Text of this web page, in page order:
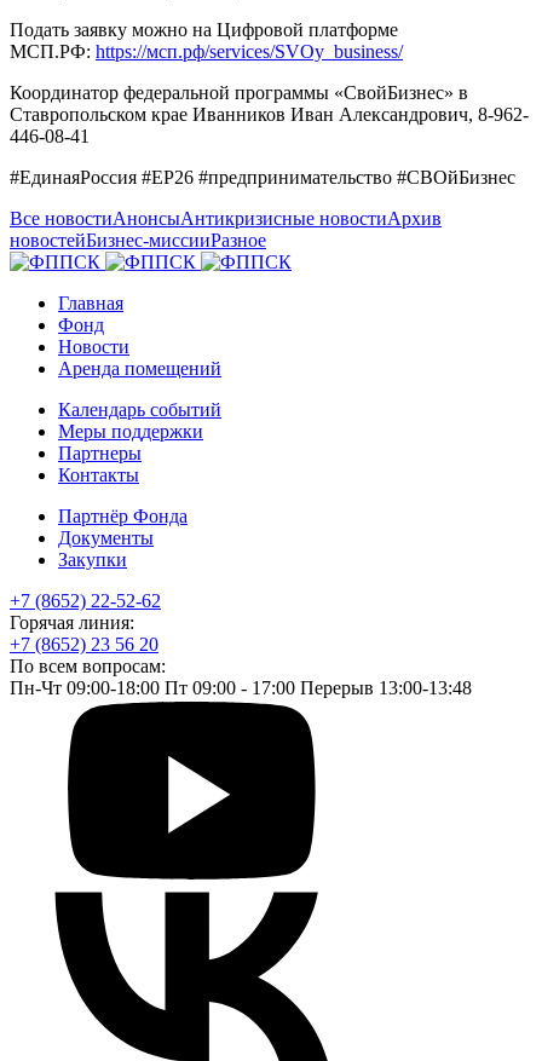
Подать заявку можно на Цифровой платформе
МСП.РФ: https://мсп.рф/services/SVOy_business/
Координатор федеральной программы «СвойБизнес» в
Ставропольском крае Иванников Иван Александрович, 8-962-
446-08-41
#ЕдинаяРоссия #ЕР26 #предпринимательство #СВОйБизнес
Все новостиАнонсыАнтикризисные новостиАрхив
новостейБизнес-миссииРазное
Главная
Фонд
Новости
Аренда помещений
Календарь событий
Меры поддержки
Партнеры
Контакты
Партнёр Фонда
Документы
Закупки
+7 (8652) 22-52-62
Горячая линия:
+7 (8652) 23 56 20
По всем вопросам:
Пн-Чт 09:00-18:00 Пт 09:00 - 17:00 Перерыв 13:00-13:48